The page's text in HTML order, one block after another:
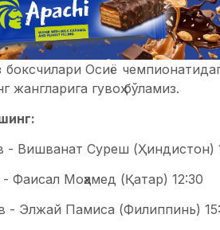
Осиё
гувоҳ бўламиз.
- Вишванат Суреш (Ҳиндистон)
Фаисал Моҳамед (Қатар) 12:30
- Элжай Памиса (Филиппинь)